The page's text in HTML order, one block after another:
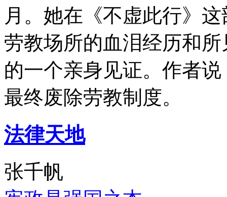
月。她在《不虚此行》
劳教场所的血泪经历和
的一个亲身见证。作者
最终废除劳教制度。
法律天地
张千帆